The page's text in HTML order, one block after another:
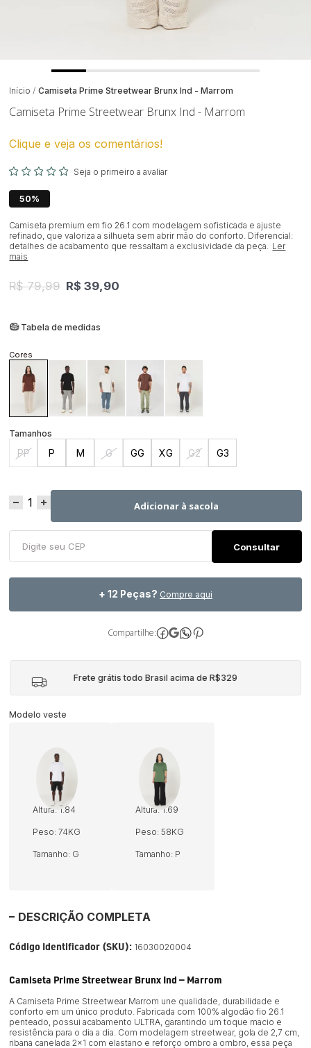
Início Camiseta Prime Streetwear Brunx Ind - Marrom
Camiseta Prime Streetwear Brunx Ind - Marrom
Clique e veja os comentários!
Seja o primeiro a avaliar
50%
Camiseta premium em fio 26.1 com modelagem sofisticada e ajuste
refinado, que valoriza a silhueta sem abrir mão do conforto. Diferencial:
detalhes de acabamento que ressaltam a exclusividade da peça. Ler
mais
R$ 79,99 R$ 39,90
Tabela de medidas
PP P M G GG XG G2 G3
Adicionar à sacola
+ 12 Peças? Compre aqui
Compartilhe:
Frete grátis todo Brasil acima de R$329
Modelo veste
Altura: 1.84
Peso: 74KG
Tamanho: G
Altura: 1.69
Peso: 58KG
Tamanho: P
DESCRIÇÃO COMPLETA
Código Identificador (SKU): 16030020004
Camiseta Prime Streetwear Brunx Ind — Marrom
A Camiseta Prime Streetwear Marrom une qualidade, durabilidade e
conforto em um único produto. Fabricada com 100% algodão fio 26.1
penteado, possui acabamento ULTRA, garantindo um toque macio e
resistência para o dia a dia. Com modelagem streetwear, gola de 2,7 cm,
ribana canelada 2×1 com elastano e reforço ombro a ombro, essa peça